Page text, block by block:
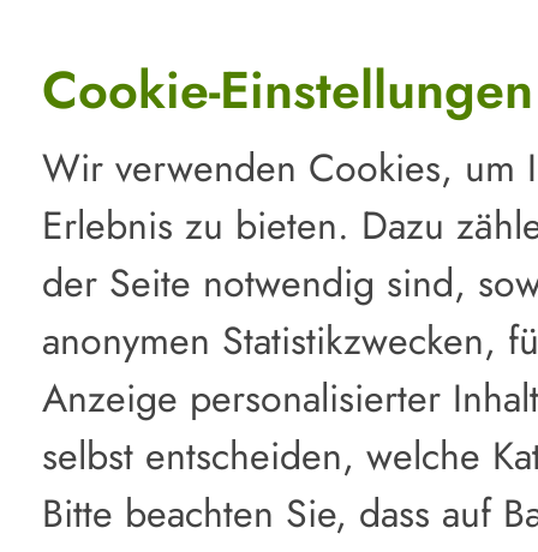
Cookie-Einstellungen
Wir verwenden Cookies, um
Erlebnis zu bieten. Dazu
der Seite notwendig sind,
anonymen Statistikzwecken,
Anzeige personalisierter
selbst entscheiden, welche
Bitte beachten Sie, dass auf